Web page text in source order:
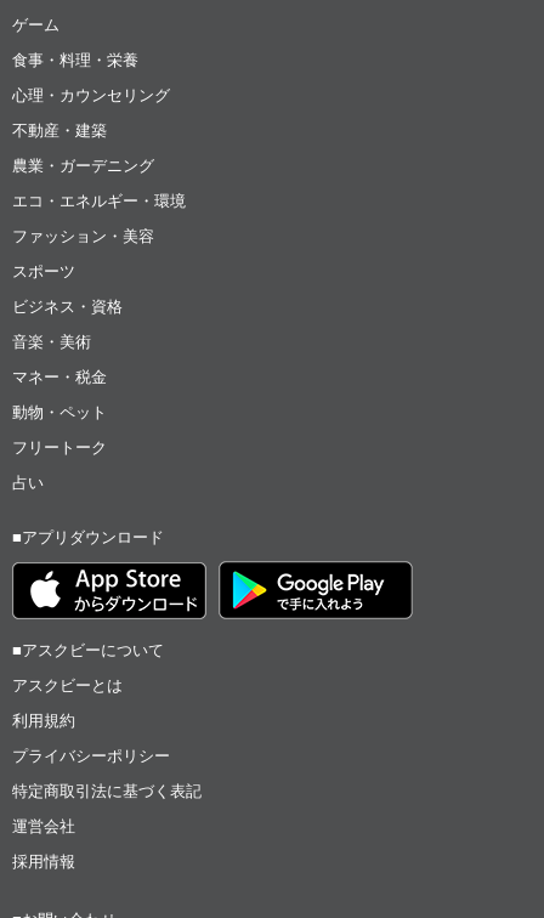
ゲーム
食事・料理・栄養
心理・カウンセリング
不動産・建築
農業・ガーデニング
エコ・エネルギー・環境
ファッション・美容
スポーツ
ビジネス・資格
音楽・美術
マネー・税金
動物・ペット
フリートーク
占い
■アプリダウンロード
■アスクビーについて
アスクビーとは
利用規約
プライバシーポリシー
特定商取引法に基づく表記
運営会社
採用情報